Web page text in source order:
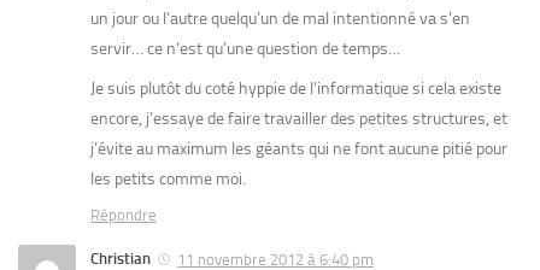
un jour ou l’autre quelqu’un de mal intentionné va s’en
servir… ce n’est qu’une question de temps…
Je suis plutôt du coté hyppie de l’informatique si cela existe
encore, j’essaye de faire travailler des petites structures, et
j’évite au maximum les géants qui ne font aucune pitié pour
les petits comme moi.
Répondre
Christian 11 novembre 2012 à 6:40 pm